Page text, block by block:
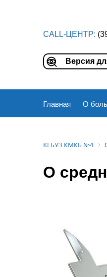
CALL-ЦЕНТР:
Версия
Главная О
КГБУЗ КМКБ №4
О